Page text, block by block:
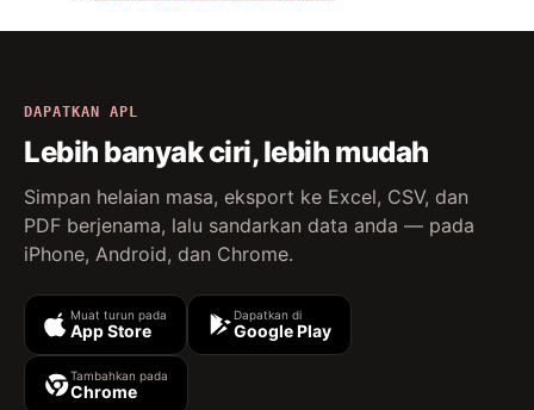
DAPATKAN APL
Lebih banyak ciri, lebih mudah
Simpan helaian masa, eksport ke Excel, CSV, dan
PDF berjenama, lalu sandarkan data anda — pada
iPhone, Android, dan Chrome.
Muat turun pada
App Store
Dapatkan di
Google Play
Tambahkan pada
Chrome